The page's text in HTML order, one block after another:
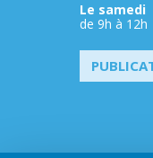
Le samedi
de 9h à 12h